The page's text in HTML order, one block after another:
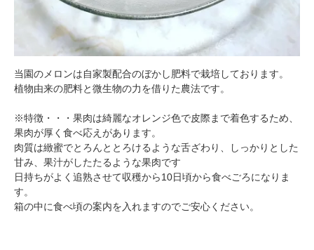
当園のメロンは自家製配合のぼかし肥料で栽培しております。
植物由来の肥料と微生物の力を借りた農法です。
※特徴・・・果肉は綺麗なオレンジ色で皮際まで着色するため、
果肉が厚く食べ応えがあります。
肉質は緻蜜でとろんととろけるような舌ざわり、しっかりとした
甘み、果汁がしたたるような果肉です
日持ちがよく追熟させて収穫から10日頃から食べごろになりま
す。
箱の中に食べ頃の案内を入れますのでご安心ください。